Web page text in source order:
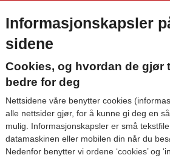
Informasjonskapsler
sidene
Cookies, og hvordan de gjør
bedre for deg
Nettsidene våre benytter cookies
alle nettsider gjør, for å kunne gi deg en
mulig. Informasjonskapsler er små
datamaskinen eller mobilen din når du
Nedenfor benytter vi ordene ‘cookies’ og